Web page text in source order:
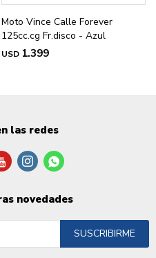
Moto Vince Calle Forever
125cc.cg Fr.disco - Azul
USD 1.399
las redes
 
novedades
SUSCRIBIRME